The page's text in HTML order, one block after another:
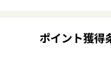
ポイント獲得